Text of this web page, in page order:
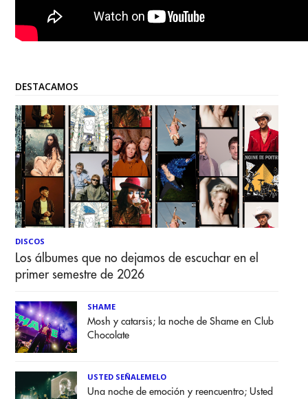
DESTACAMOS
DISCOS
Los álbumes que no dejamos de escuchar en el
primer semestre de 2026
SHAME
Mosh y catarsis; la noche de Shame en Club
Chocolate
USTED SEÑALEMELO
Una noche de emoción y reencuentro; Usted